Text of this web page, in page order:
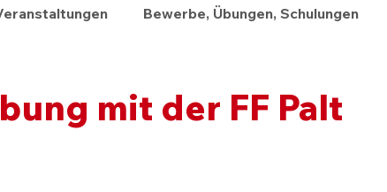
Bewerbe, Übungen, Schulungen
mit der FF Palt